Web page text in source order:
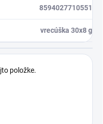
8594027710551
vrecúška 30x8 g
položke.